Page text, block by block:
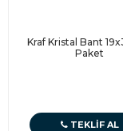
Kraf Kristal Bant
Paket
TEKLIF AL